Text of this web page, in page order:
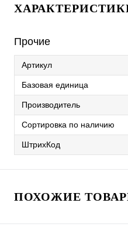
Прочие
Артикул
Базовая единица
Производитель
Сортировка по наличию
ШтрихКод
ПОХОЖИЕ